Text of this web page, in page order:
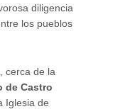
diligencia
los pueblos
cerca de la
de Castro
Iglesia de